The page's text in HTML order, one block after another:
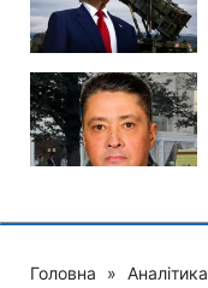
Головна » Аналітика